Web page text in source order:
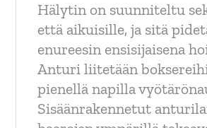
Hälytin on suunniteltu
että aikuisille, ja sitä
enureesin ensisijaisena
Anturi liitetään
pienellä napilla
Sisäänrakennetut